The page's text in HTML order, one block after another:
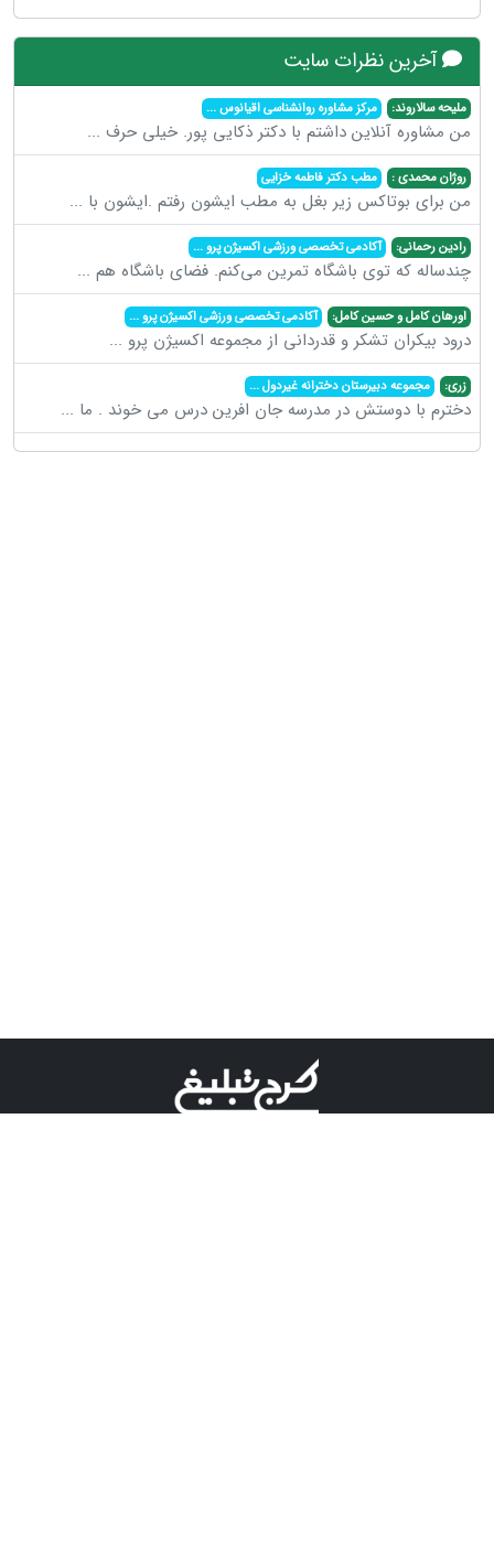
آخرین نظرات سایت
ملیحه سالاروند: مرکز مشاوره روانشناسی اقیانوس...
من مشاوره آنلاین داشتم با دکتر ذکایی پور. خیلی حرف ...
روژان محمدی : مطب دکتر فاطمه خزایی
من برای بوتاکس زیر بغل به مطب ایشون رفتم .ایشون با ...
رادین رحمانی: آکادمی تخصصی ورزشی اکسیژن پرو...
چندساله که توی باشگاه تمرین می‌کنم. فضای باشگاه هم ...
اورهان کامل و حسین کامل: آکادمی تخصصی ورزشی اکسیژن پرو...
درود بیکران تشکر و قدردانی از مجموعه اکسیژن پرو ...
زری: مجموعه دبیرستان دخترانه غیردول...
دخترم با دوستش در مدرسه جان افرین درس می خوند . ما ...